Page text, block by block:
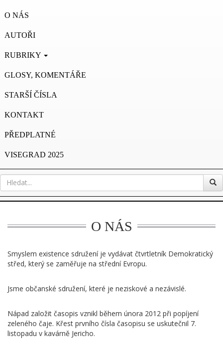
O NÁS
AUTOŘI
RUBRIKY
GLOSY, KOMENTÁŘE
STARŠÍ ČÍSLA
KONTAKT
PŘEDPLATNÉ
VISEGRAD 2025
O NÁS
Smyslem existence sdružení je vydávat čtvrtletník Demokratický
střed, který se zaměřuje na střední Evropu.
Jsme občanské sdružení, které je neziskové a nezávislé.
Nápad založit časopis vznikl během února 2012 při popíjení
zeleného čaje. Křest prvního čísla časopisu se uskutečnil 7.
listopadu v kavárně Jericho.